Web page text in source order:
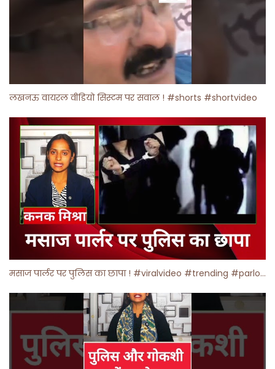
लखनऊ वायरल वीडियो सिस्टम पर सवाल ! #shorts #shortvideo
मसाज पार्लर पर पुलिस का छापा ! #viralvideo #trending #parlour